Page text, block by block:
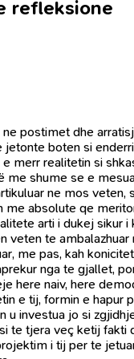
refleksione
postimet dhe
boten si
merr realitetin si
shume se e
ne mos
absolute qe
arti i dukej
veten te
me pas, kah
nga te gjallet,
here naiv, here
e tij, formin e hapur
investua jo si
te tjera veç ketij
i tij per te